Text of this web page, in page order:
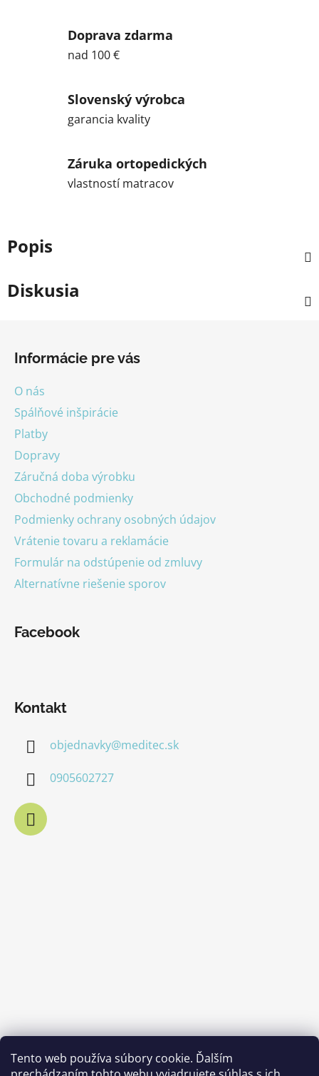
Tento web používa súbory cookie. Ďalším
Doprava zdarma
nad 100 €
Slovenský výrobca
garancia kvality
Záruka ortopedických
vlastností matracov
Popis
Diskusia
Informácie pre vás
O nás
Spálňové inšpirácie
Platby
Dopravy
Záručná doba výrobku
Obchodné podmienky
Podmienky ochrany osobných údajov
Vrátenie tovaru a reklamácie
Formulár na odstúpenie od zmluvy
Alternatívne riešenie sporov
Facebook
Kontakt
objednavky@meditec.sk
0905602727